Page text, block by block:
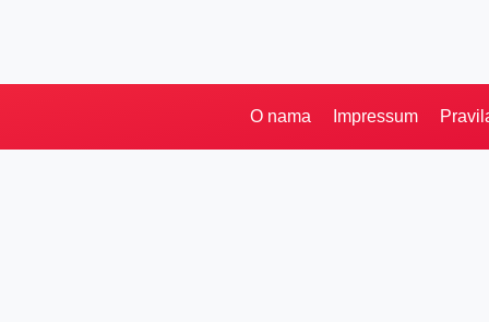
O nama Impressum